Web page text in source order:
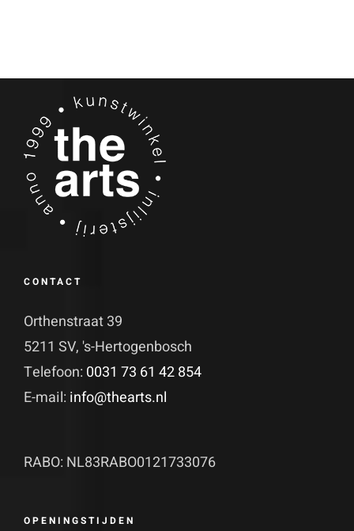
CONTACT
Orthenstraat 39
5211 SV, 's-Hertogenbosch
Telefoon: 0031 73 61 42 854
E-mail: info@thearts.nl
RABO: NL83RABO0121733076
OPENINGSTIJDEN